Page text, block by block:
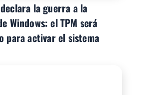
la guerra a la
Windows: el TPM será
para activar el sistema